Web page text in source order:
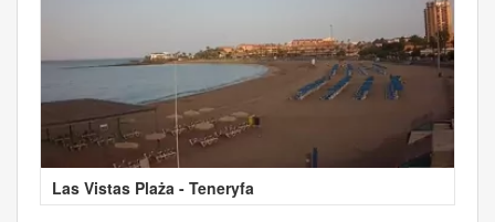
Las Vistas Plaża - Teneryfa